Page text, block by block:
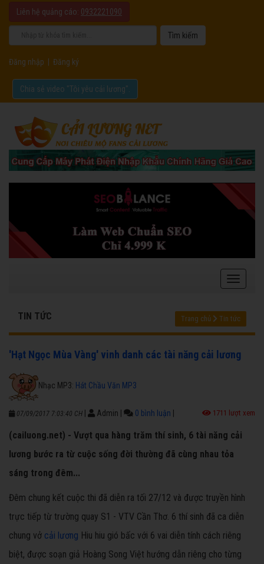
Liên hệ quảng cáo: 0932221090
Đăng nhập Đăng ký
Chia sẻ video "Tôi yêu cải lương".
TIN TỨC Trang chủ Tin tức
'Hạt Ngọc Mùa Vàng' vinh danh các tài năng cải lương
Nhạc MP3: Hát Chầu Văn MP3
07/09/2017 7:03:40 CH Admin 0 bình luận 1711 lượt xem
(cailuong.net) - Vượt qua hàng trăm thí sinh, 6 tài năng cải
lương bước ra từ cuộc sống đời thường đã cùng nhau tỏa
sáng trong đêm...
Đêm chung kết cuộc thi đã diễn ra tối 27/12 và được truyền hình
trực tiếp từ trường quay S1 - VTV Cần Thơ. 6 thí sinh đã ca diễn
chung vở cải lương Hiu hiu gió bấc với 6 vai diễn tính cách riêng
biệt, được soạn giả Hoàng Song Việt hướng dẫn riêng cho từng